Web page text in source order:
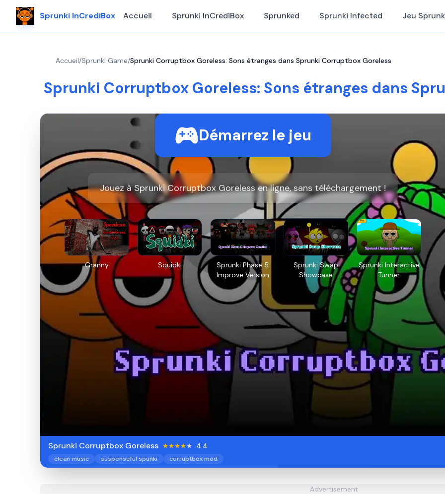
Sprunki InCrediBox Accueil Sprunki InCrediBox Sprunked Sprunki Infected Jeu
Accueil/Sprunki Game/Sprunki Corruptbox Goreless: Sons étranges dans Sprunki Corruptbox Goreless
Sprunki Corruptbox Goreless: Sons étranges dans
Démarrez le jeu
Jouez à Sprunki Corruptbox Goreless en ligne, sans téléchargement !
Granny Squidki
Sprunki Phase 5
Improve Version
Sprunki Swap
Showcase
Sprunki Interactive
Tunner
Sprunki Corruptbox Goreless 4.4
clean music suspenseful spunki corruptbox mod
Advertisement